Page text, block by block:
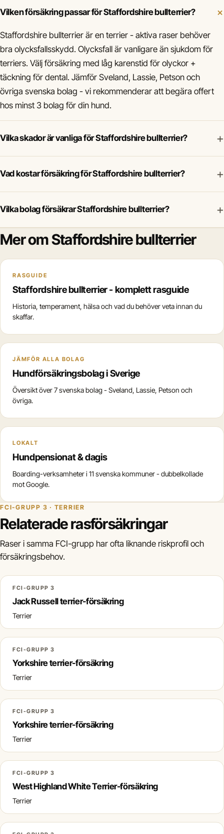
Vilken försäkring passar för Staffordshire bullterrier?
Staffordshire bullterrier är en terrier - aktiva raser behöver
bra olycksfallsskydd. Olycksfall är vanligare än sjukdom för
terriers. Välj försäkring med låg karenstid för olyckor +
täckning för dental. Jämför Sveland, Lassie, Petson och
övriga svenska bolag - vi rekommenderar att begära offert
hos minst 3 bolag för din hund.
Vilka skador är vanliga för Staffordshire bullterrier? +
Vad kostar försäkring för Staffordshire bullterrier? +
Vilka bolag försäkrar Staffordshire bullterrier? +
Mer om Staffordshire bullterrier
RASGUIDE
Staffordshire bullterrier - komplett rasguide
Historia, temperament, hälsa och vad du behöver veta innan du
skaffar.
JÄMFÖR ALLA BOLAG
Hundförsäkringsbolag i Sverige
Översikt över 7 svenska bolag - Sveland, Lassie, Petson och
övriga.
LOKALT
Hundpensionat & dagis
Boarding-verksamheter i 11 svenska kommuner - dubbelkollade
mot Google.
FCI-GRUPP 3 · TERRIER
Relaterade rasförsäkringar
Raser i samma FCI-grupp har ofta liknande riskprofil och
försäkringsbehov.
FCI-GRUPP 3
Jack Russell terrier-försäkring
Terrier
FCI-GRUPP 3
Yorkshire terrier-försäkring
Terrier
FCI-GRUPP 3
Yorkshire terrier-försäkring
Terrier
FCI-GRUPP 3
West Highland White Terrier-försäkring
Terrier